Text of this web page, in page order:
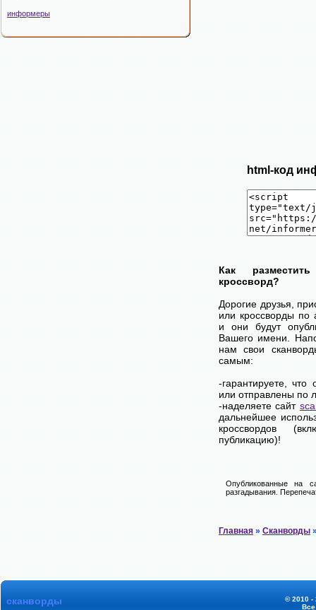
информеры
html-код
Как
кроссворд?
Дорогие друзья,
или кроссворды по
и они будут
Вашего имени.
нам свои
самым:
-гарантируете,
или отправлены по
-наделяете сайт
дальнейшее
кроссвордов
публикацию)!
Опубликованные на
разгадывания.
Главная » Сканворды
сканворды
© 2010 -